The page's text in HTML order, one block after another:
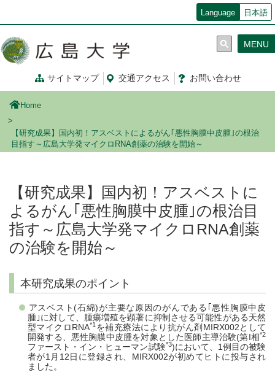
コ
ン
移
Language 日本語
サイトマップ 交通アクセス お問い合わせ
MENU
Home
【研究成果】国内初！アスベストによるがん｢悪性胸膜中皮腫｣の根治
目指す～広島大学発マイクロRNA創薬の治験を開始～
【研究成果】国内初！アスベストに
よるがん｢悪性胸膜中皮腫｣の根治目
指す～広島大学発マイクロRNA創薬
の治験を開始～
本研究成果のポイント
アスベスト(石綿)が主要な原因のがんである｢悪性胸膜中皮
腫｣に対して、腫瘍増殖を顕著に抑制させる可能性がある天然
型マイクロRNA*1 を補充療法により抗がん剤MIRX002として
開発する、悪性胸膜中皮腫を対象とした医師主導治験(第I相*2
ファースト・イン・ヒューマン試験*3)において、1例目の被験
者が1月12日に登録され、MIRX002が初めてヒトに投与され
ました。